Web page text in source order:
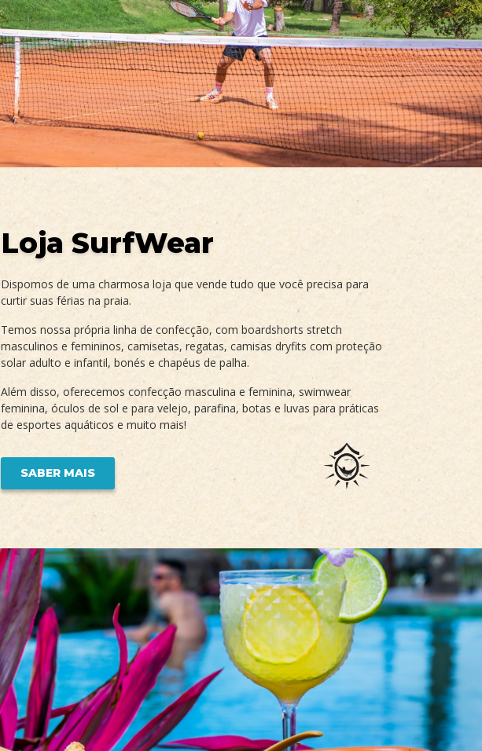
Loja SurfWear
Dispomos de uma charmosa loja que vende tudo que você precisa para
curtir suas férias na praia.
Temos nossa própria linha de confecção, com boardshorts stretch
masculinos e femininos, camisetas, regatas, camisas dryfits com proteção
solar adulto e infantil, bonés e chapéus de palha.
Além disso, oferecemos confecção masculina e feminina, swimwear
feminina, óculos de sol e para velejo, parafina, botas e luvas para práticas
de esportes aquáticos e muito mais!
SABER MAIS